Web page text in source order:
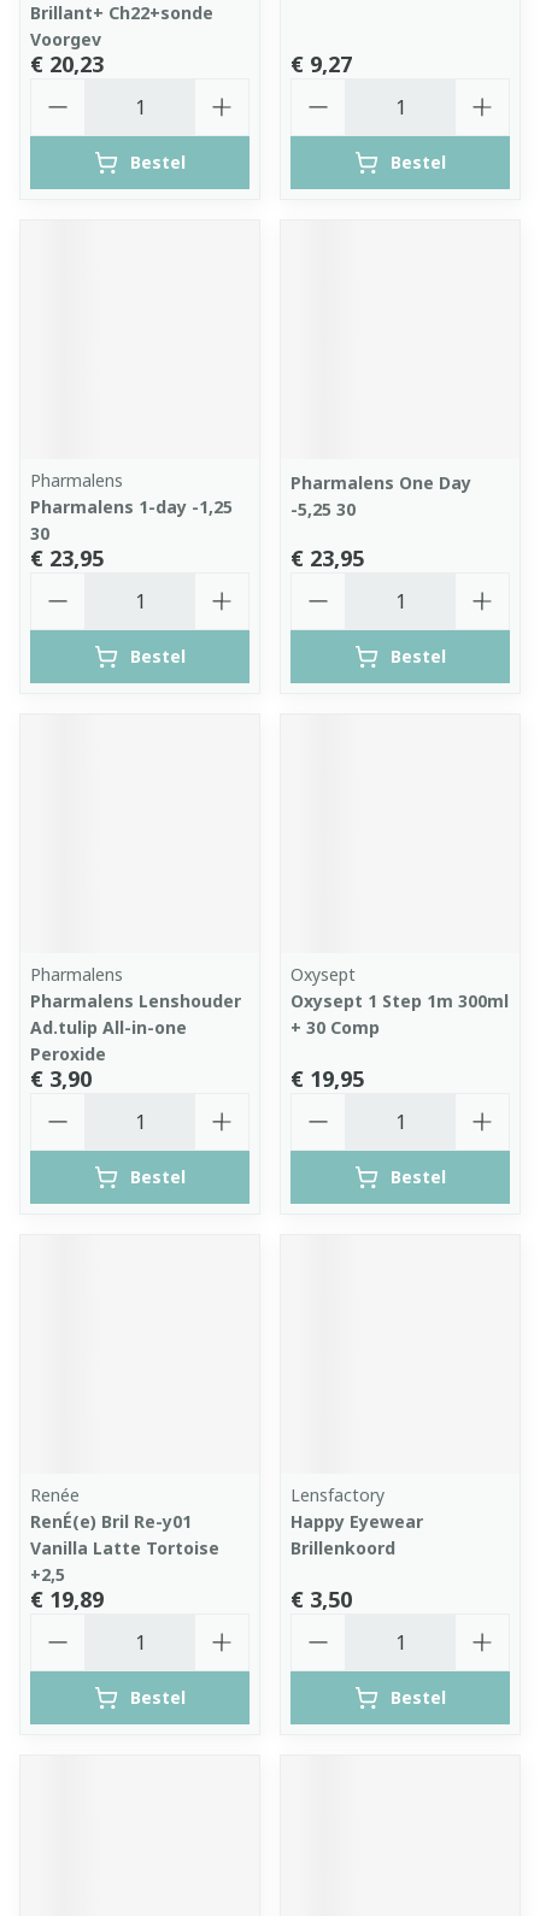
Brillant+ Ch22+sonde
Voorgev
€ 20,23
Bestel
€ 9,27
Bestel
Pharmalens
Pharmalens 1-day -1,25
30
€ 23,95
Bestel
Pharmalens One Day
-5,25 30
€ 23,95
Bestel
Pharmalens
Pharmalens Lenshouder
Ad.tulip All-in-one
Peroxide
€ 3,90
Bestel
Oxysept
Oxysept 1 Step 1m 300ml
+ 30 Comp
€ 19,95
Bestel
Renée
RenÉ(e) Bril Re-y01
Vanilla Latte Tortoise
+2,5
€ 19,89
Bestel
Lensfactory
Happy Eyewear
Brillenkoord
€ 3,50
Bestel